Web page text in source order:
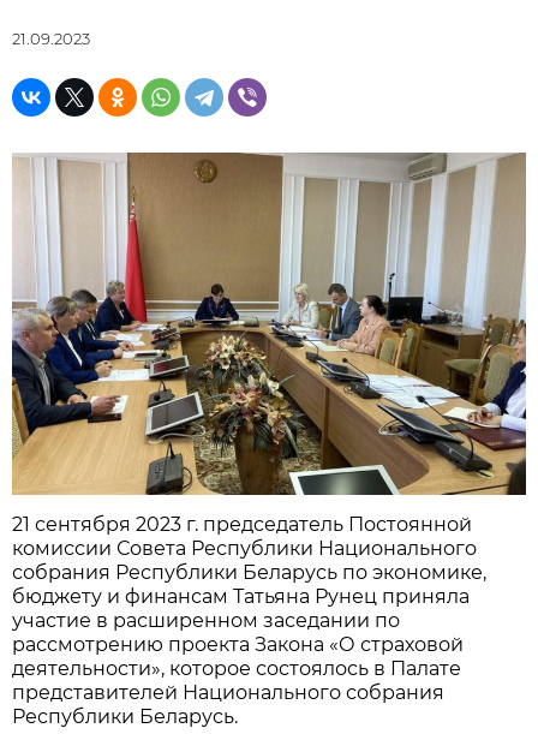
21.09.2023
21 сентября 2023 г. председатель Постоянной
комиссии Совета Республики Национального
собрания Республики Беларусь по экономике,
бюджету и финансам Татьяна Рунец приняла
участие в расширенном заседании по
рассмотрению проекта Закона «О страховой
деятельности», которое состоялось в Палате
представителей Национального собрания
Республики Беларусь.